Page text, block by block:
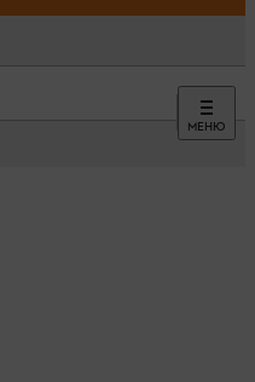
МЕНЮ